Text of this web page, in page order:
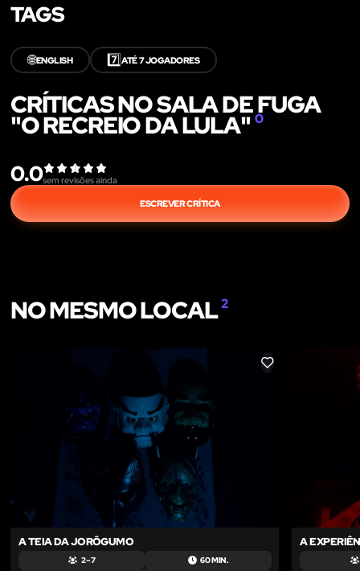
TAGS
🌐ENGLISH 7️⃣ATÉ 7 JOGADORES
CRÍTICAS NO SALA DE FUGA
"O RECREIO DA LULA" 0
0.0sem revisões ainda
ESCREVER CRÍTICA
NO MESMO LOCAL2
LIKE
A TEIA DA JORŌGUMO
2 – 7 60 MIN.
A